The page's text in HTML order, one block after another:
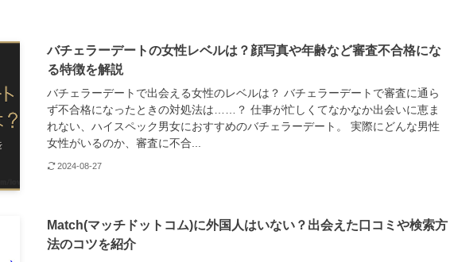
バチェラーデートの女性レベルは？顔写真や年齢など審査不合格にな
る特徴を解説
バチェラーデートで出会える女性のレベルは？ バチェラーデートで審査に通ら
ず不合格になったときの対処法は……？ 仕事が忙しくてなかなか出会いに恵ま
れない、ハイスペック男女におすすめのバチェラーデート。 実際にどんな男性
女性がいるのか、審査に不合...
2024-08-27
Match(マッチドットコム)に外国人はいない？出会えた口コミや検索方
法のコツを紹介